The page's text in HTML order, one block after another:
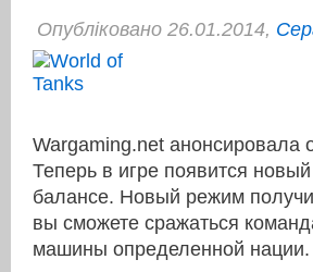
Опубліковано 26.01.2014,
Wargaming.net анонсировала
Теперь в игре появится
балансе. Новый режим
вы сможете сражаться
машины определенной